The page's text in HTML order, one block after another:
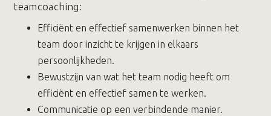
teamcoaching:
Efficiënt en effectief samenwerken binnen het
team door inzicht te krijgen in elkaars
persoonlijkheden.
Bewustzijn van wat het team nodig heeft om
efficiënt en effectief samen te werken.
Communicatie op een verbindende manier.